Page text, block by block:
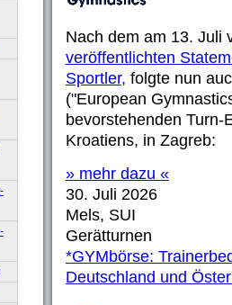
Nach dem am 13. Juli
veröffentlichten
Sportler, folgte nun
("European
bevorstehenden
Kroatiens, in Zagreb:
» mehr dazu «
30. Juli 2026
Mels, SUI
Gerätturnen
*GYMbörse:
Deutschland und